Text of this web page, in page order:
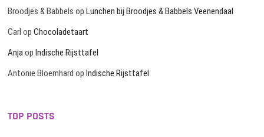
Broodjes & Babbels op Lunchen bij Broodjes & Babbels Veenendaal
Carl opChocoladetaart
Anjaop Indische Rijsttafel
Antonie Bloemhard op Indische Rijsttafel
TOP POSTS